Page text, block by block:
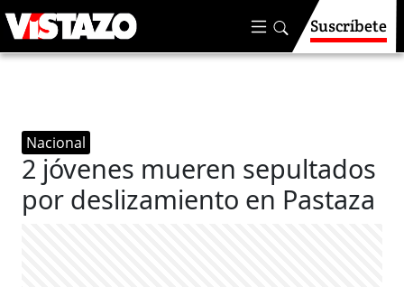
Suscríbete
Nacional
2 jóvenes mueren sepultados
por deslizamiento en Pastaza